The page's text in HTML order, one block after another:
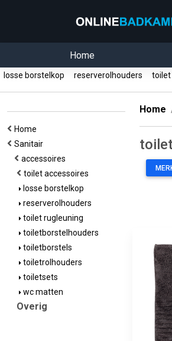
Home
losse borstelkop reserverolhouders toilet
Home
Sanitair
accessoires
toilet accessoires
losse borstelkop
reserverolhouders
toilet rugleuning
toiletborstelhouders
toiletborstels
toiletrolhouders
toiletsets
wc matten
Overig
Home